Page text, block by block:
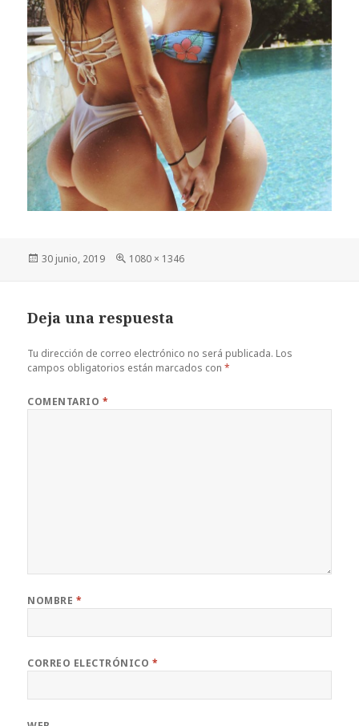
Publicado
30 junio, 2019
Tamaño
1080 × 1346
Deja una respuesta
Tu dirección de correo electrónico no será publicada. Los
campos obligatorios están marcados con*
COMENTARIO *
NOMBRE *
CORREO ELECTRÓNICO *